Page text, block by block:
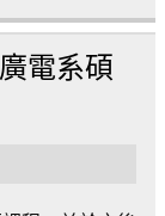
電系碩